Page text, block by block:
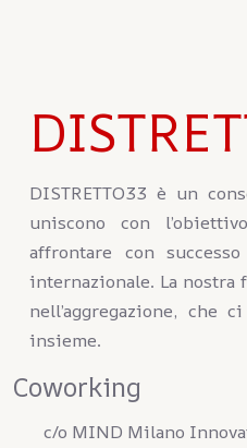
DISTRETTO33 è un
uniscono con
affrontare con
internazionale. La nostra
nell’aggregazione, che
insieme.
Coworking
c/o MIND Milano